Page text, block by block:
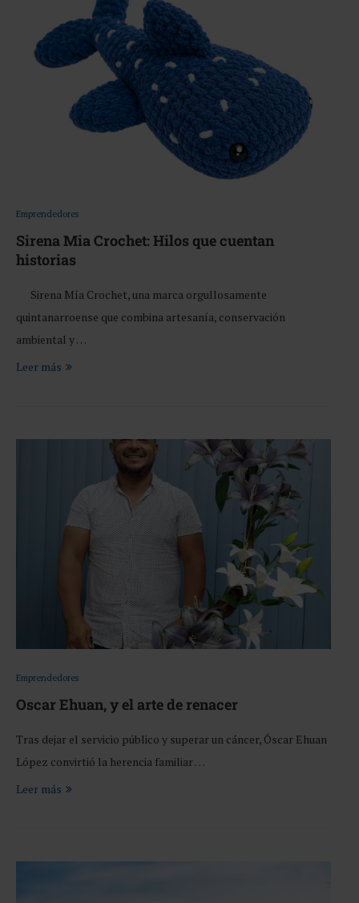
Emprendedores
Sirena Mia Crochet: Hilos que cuentan
historias
Sirena Mía Crochet, una marca orgullosamente
quintanarroense que combina artesanía, conservación
ambiental y …
Leer más
Emprendedores
Oscar Ehuan, y el arte de renacer
Tras dejar el servicio público y superar un cáncer, Óscar Ehuan
López convirtió la herencia familiar …
Leer más